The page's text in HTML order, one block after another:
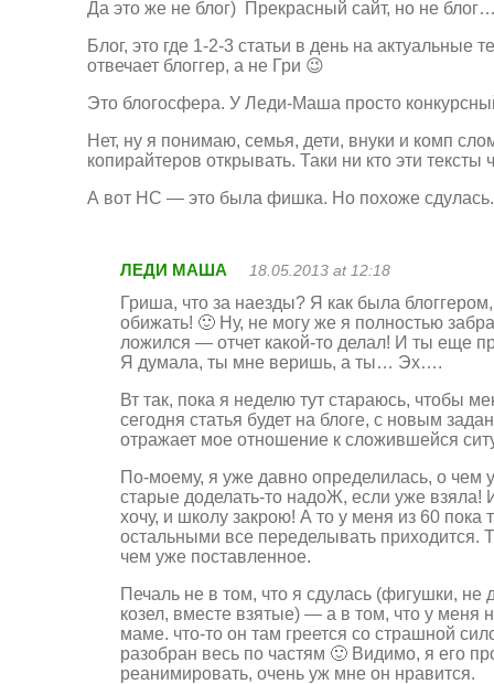
Да это же не блог) Прекрасный сайт, но не
Блог, это где 1-2-3 статьи в день на
отвечает блоггер, а не Гри 😉
Это блогосфера. У Леди-Маша просто
Нет, ну я понимаю, семья, дети, внуки и комп
копирайтеров открывать. Таки ни кто эти тексты
А вот НС — это была фишка. Но похоже
ЛЕДИ МАША 18.05.2013 at 12:18
Гриша, что за наезды? Я как была
обижать! 🙂 Ну, не могу же я полностью
ложился — отчет какой-то делал! И ты еще
Я думала, ты мне веришь, а ты… Эх….
Вт так, пока я неделю тут стараюсь, чтобы
сегодня статья будет на блоге, с новым
отражает мое отношение к сложившейся
По-моему, я уже давно определилась, о
старые доделать-то надоЖ, если уже взяла!
хочу, и школу закрою! А то у меня из 60 пока
остальными все переделывать приходится.
чем уже поставленное.
Печаль не в том, что я сдулась (фигушки,
козел, вместе взятые) — а в том, что у меня
маме. что-то он там греется со страшной
разобран весь по частям 🙂 Видимо, я его
реанимировать, очень уж мне он нравится.